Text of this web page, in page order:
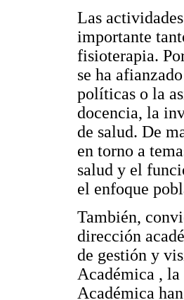
Las
importante
fisioterapia.
se ha
políticas o la
docencia, la
de salud. De
en torno a
salud y el
el enfoque
También,
dirección
de gestión y
Académica ,
Académica